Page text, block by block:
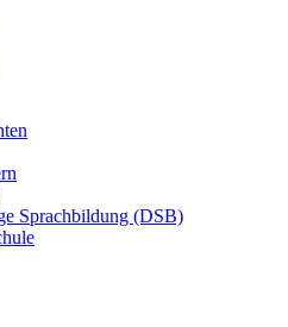
Sprachbildung (DSB)